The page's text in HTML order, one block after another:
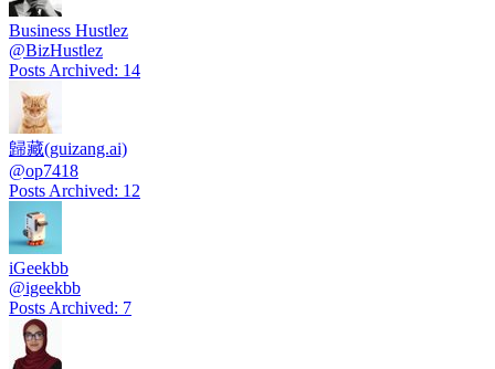
Business Hustlez
@BizHustlez
Posts Archived: 14
歸藏(guizang.ai)
@op7418
Posts Archived: 12
iGeekbb
@igeekbb
Posts Archived: 7